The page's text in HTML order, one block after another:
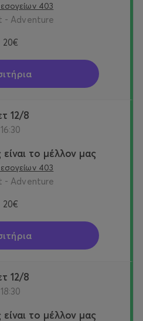
403
- Adventure
20€
12/8
16:30
το μέλλον μας
403
- Adventure
20€
12/8
18:30
το μέλλον μας